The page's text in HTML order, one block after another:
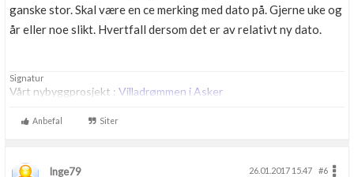
ganske stor. Skal være en ce merking med dato på. Gjerne uke og
år eller noe slikt. Hvertfall dersom det er av relativt ny dato.
Signatur
Vårt nybyggprosjekt : Villadrømmen i Asker
Anbefal Siter
Inge79 26.01.2017 15.47
#6